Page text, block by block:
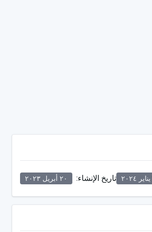
تاريخ الإنشاء: ٢٠ أبريل ٢٠٢٣